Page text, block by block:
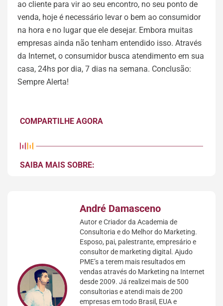
ao cliente para vir ao seu encontro, no seu ponto de
venda, hoje é necessário levar o bem ao consumidor
na hora e no lugar que ele desejar. Embora muitas
empresas ainda não tenham entendido isso. Através
da Internet, o consumidor busca atendimento em sua
casa, 24hs por dia, 7 dias na semana. Conclusão:
Sempre Alerta!
COMPARTILHE AGORA
SAIBA MAIS SOBRE:
André Damasceno
Autor e Criador da Academia de
Consultoria e do Melhor do Marketing.
Esposo, pai, palestrante, empresário e
consultor de marketing digital. Ajudo
PME’s a terem mais resultados em
vendas através do Marketing na Internet
desde 2009. Já realizei mais de 500
consultorias e atendi mais de 200
empresas em todo Brasil, EUA e